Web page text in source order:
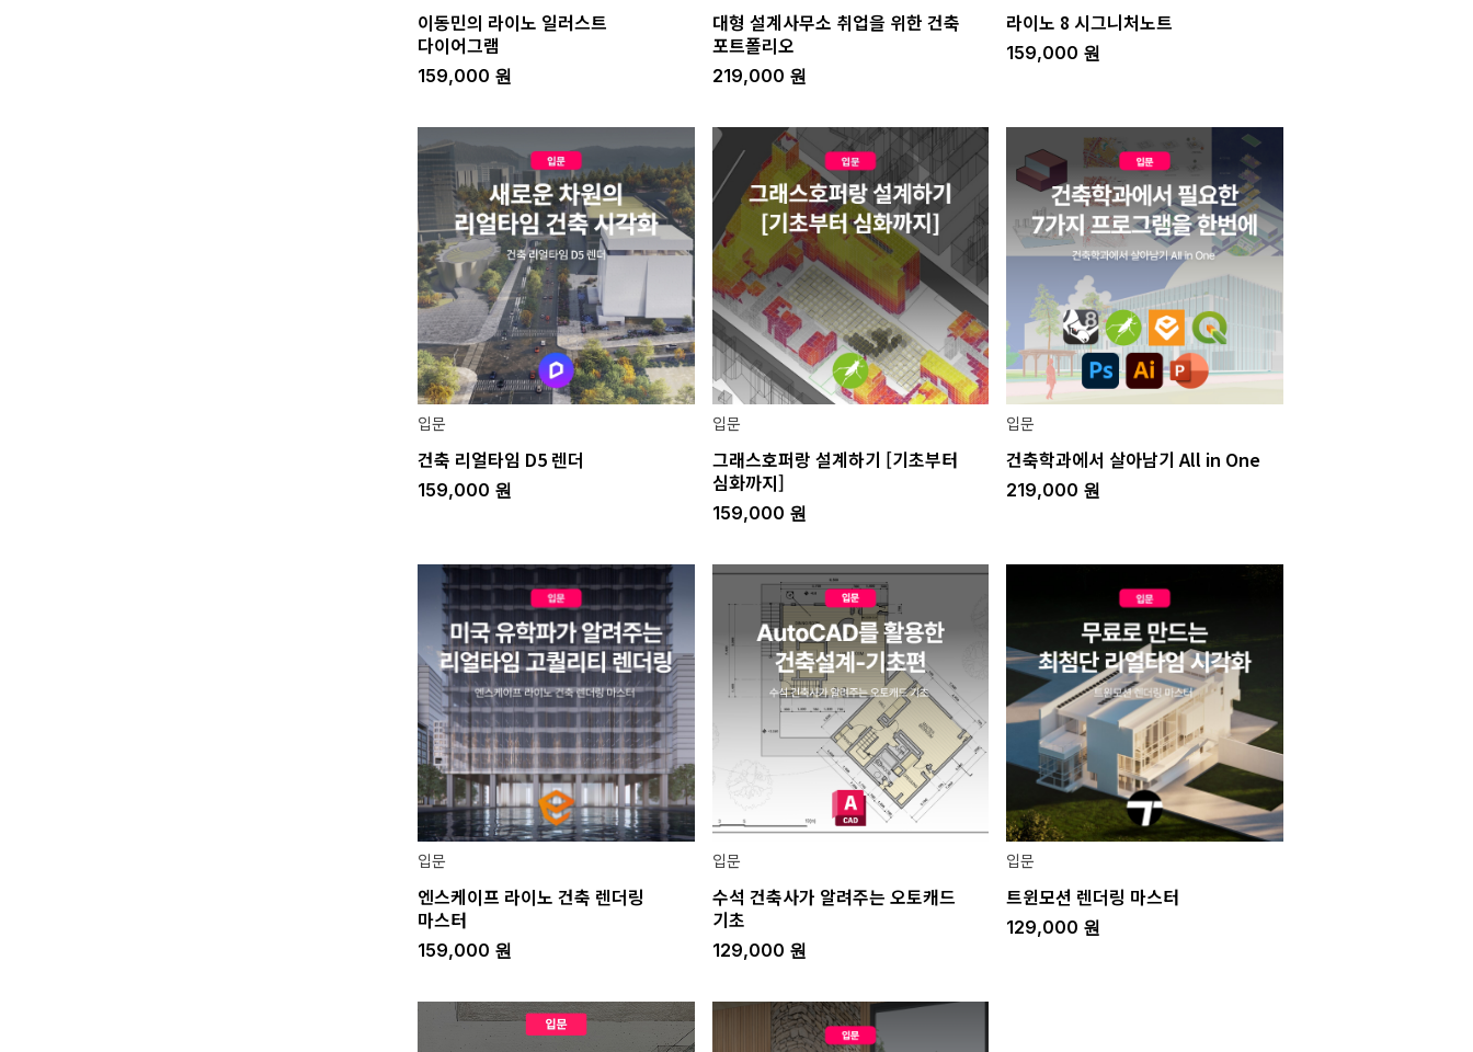
이동민의 라이노 일러스트
다이어그램
159,000 원
대형 설계사무소 취업을 위한 건축
포트폴리오
219,000 원
라이노 8 시그니처노트
159,000 원
입문
건축 리얼타임 D5 렌더
159,000 원
입문
그래스호퍼랑 설계하기 [기초부터
심화까지]
159,000 원
입문
건축학과에서 살아남기 All in One
219,000 원
입문
엔스케이프 라이노 건축 렌더링
마스터
159,000 원
입문
수석 건축사가 알려주는 오토캐드
기초
129,000 원
입문
트윈모션 렌더링 마스터
129,000 원